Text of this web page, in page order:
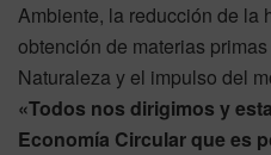
Ambiente, la reducción de la
obtención de materias
Naturaleza y el impulso del
«Todos nos dirigimos y
Economía Circular que es